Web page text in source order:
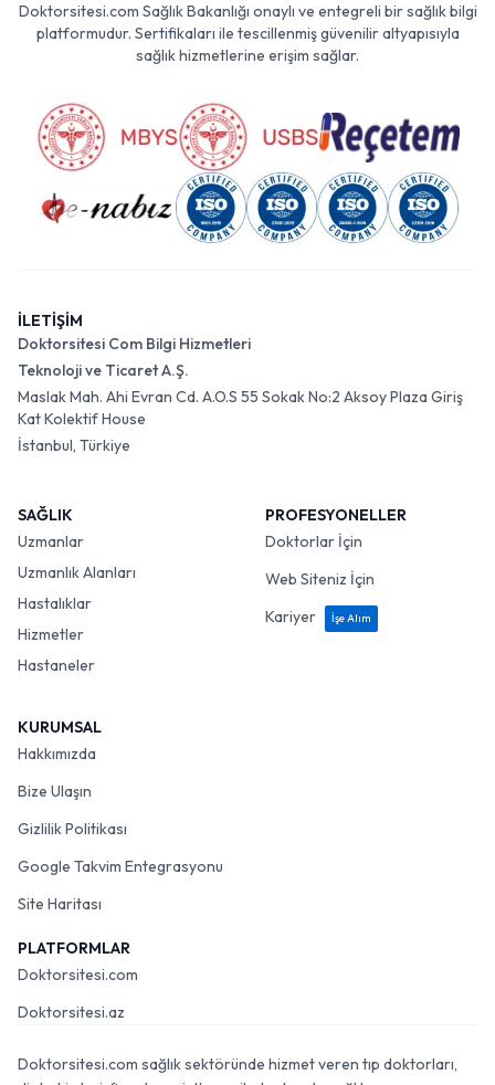
Doktorsitesi.com Sağlık Bakanlığı onaylı ve entegreli bir sağlık bilgi
platformudur. Sertifikaları ile tescillenmiş güvenilir altyapısıyla
sağlık hizmetlerine erişim sağlar.
İLETİŞİM
Doktorsitesi Com Bilgi Hizmetleri
Teknoloji ve Ticaret A.Ş.
Maslak Mah. Ahi Evran Cd. A.O.S 55 Sokak No:2 Aksoy Plaza Giriş
Kat Kolektif House
İstanbul, Türkiye
SAĞLIK
Uzmanlar
Uzmanlık Alanları
Hastalıklar
Hizmetler
Hastaneler
PROFESYONELLER
Doktorlar İçin
Web Siteniz İçin
Kariyer
İşe Alım
KURUMSAL
Hakkımızda
Bize Ulaşın
Gizlilik Politikası
Google Takvim Entegrasyonu
Site Haritası
PLATFORMLAR
Doktorsitesi.com
Doktorsitesi.az
Doktorsitesi.com sağlık sektöründe hizmet veren tıp doktorları,